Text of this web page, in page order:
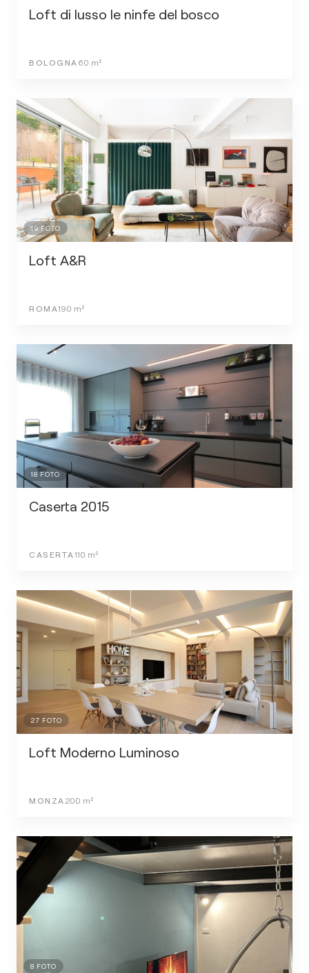
Loft di lusso le ninfe del bosco
BOLOGNA 60 m²
19 FOTO
Loft A&R
ROMA190 m²
18FOTO
Caserta 2015
CASERTA 110 m²
27 FOTO
Loft Moderno Luminoso
MONZA 200 m²
8 FOTO